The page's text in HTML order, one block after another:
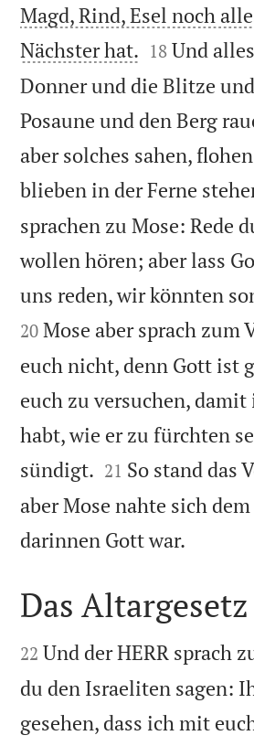
Magd, Rind, Esel noch
Nächster hat. 

18 Und
Donner und die Blitze
Posaune und den Berg
aber solches sahen,
blieben in der Ferne
sprachen zu Mose: Rede
wollen hören; aber lass
uns reden, wir könnten
20 Mose aber sprach zum
euch nicht, denn Gott ist
euch zu versuchen, damit
habt, wie er zu fürchten
sündigt. 

21 So stand das
aber Mose nahte sich
darinnen Gott war.

Das Altargesetz

22 Und der HERR sprach
du den Israeliten sagen:
gesehen, dass ich mit